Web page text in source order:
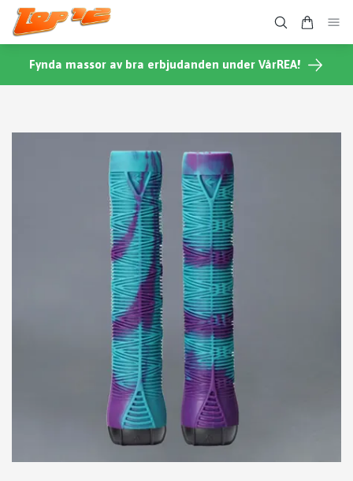
Fynda massor av bra erbjudanden under VårREA!